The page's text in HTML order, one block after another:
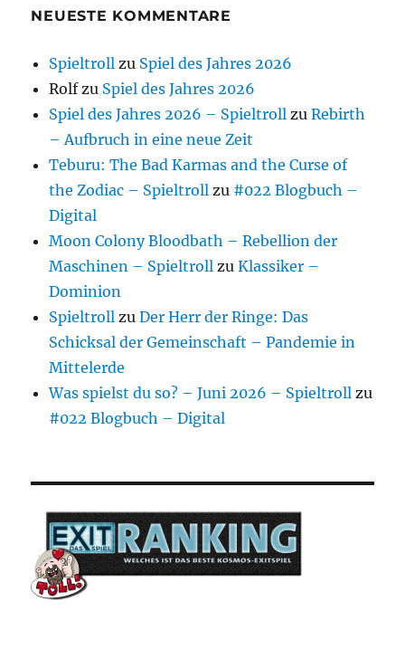
NEUESTE KOMMENTARE
Spieltroll zu Spiel des Jahres 2026
Rolfzu Spiel des Jahres 2026
Spiel des Jahres 2026 – Spieltroll zuRebirth
– Aufbruch in eine neue Zeit
Teburu: The Bad Karmas and the Curse of
the Zodiac – Spieltroll zu #022 Blogbuch –
Digital
Moon Colony Bloodbath – Rebellion der
Maschinen – Spieltroll zuKlassiker –
Dominion
Spieltroll zuDer Herr der Ringe: Das
Schicksal der Gemeinschaft – Pandemie in
Mittelerde
Was spielst du so? – Juni 2026 – Spieltroll zu
#022 Blogbuch – Digital